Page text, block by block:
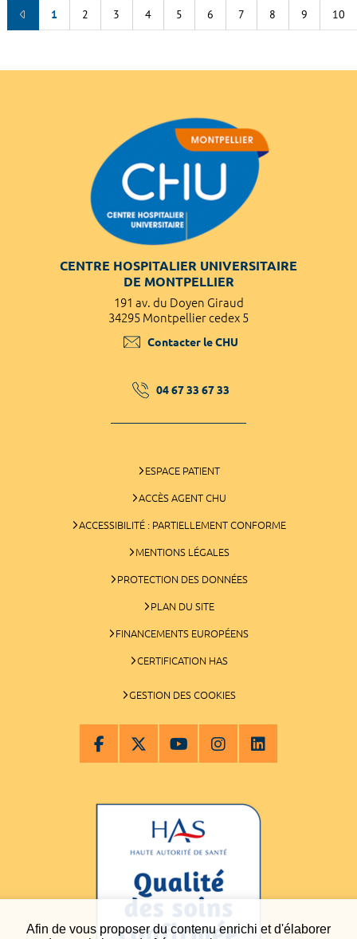
Afin de vous proposer du contenu enrichi et d'élaborer
1 2 3 4 5 6 7 8 9 10
CENTRE HOSPITALIER UNIVERSITAIRE
DE MONTPELLIER
191 av. du Doyen Giraud
34295 Montpellier cedex 5
Contacter le CHU
04 67 33 67 33
ESPACE PATIENT
ACCÈS AGENT CHU
ACCESSIBILITÉ : PARTIELLEMENT CONFORME
MENTIONS LÉGALES
PROTECTION DES DONNÉES
PLAN DU SITE
FINANCEMENTS EUROPÉENS
CERTIFICATION HAS
GESTION DES COOKIES